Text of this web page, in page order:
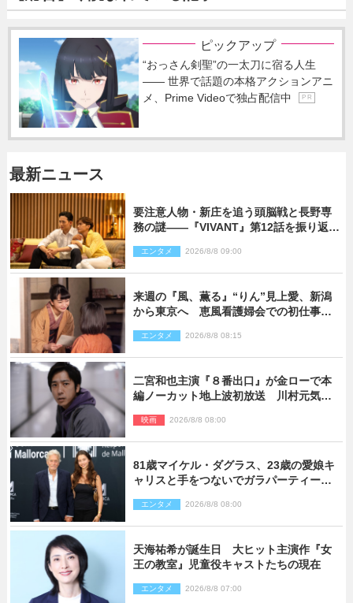
ピックアップ
“おっさん剣聖”の一太刀に宿る人生
―― 世界で話題の本格アクションアニ
メ、Prime Videoで独占配信中
P R
最新ニュース
要注意人物・新庄を追う頭脳戦と長野専
務の謎――『VIVANT』第12話を振り返
エンタメ 2026/8/8 09:00
来週の『風、薫る』“りん”見上愛、新潟
から東京へ 恵風看護婦会での初仕事に
エンタメ 2026/8/8 08:15
二宮和也主演『８番出口』が金ローで本
編ノーカット地上波初放送 川村元気監
映画 2026/8/8 08:00
81歳マイケル・ダグラス、23歳の愛娘キ
ャリスと手をつないでガラパーティーに
エンタメ 2026/8/8 08:00
天海祐希が誕生日 大ヒット主演作『女
王の教室』児童役キャストたちの現在
エンタメ 2026/8/8 07:00